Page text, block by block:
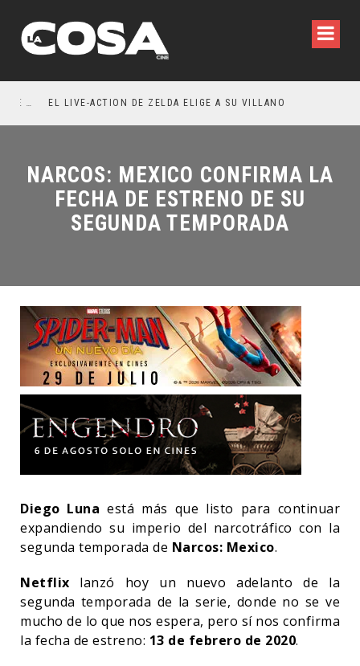
EL LIVE-ACTION DE ZELDA ELIGE A SU VILLANO
NARCOS: MEXICO CONFIRMA LA
FECHA DE ESTRENO DE SU
SEGUNDA TEMPORADA
Diego Luna está más que listo para continuar
expandiendo su imperio del narcotráfico con la
segunda temporada de Narcos: Mexico.
Netflix lanzó hoy un nuevo adelanto de la
segunda temporada de la serie, donde no se ve
mucho de lo que nos espera, pero sí nos confirma
la fecha de estreno: 13 de febrero de 2020.